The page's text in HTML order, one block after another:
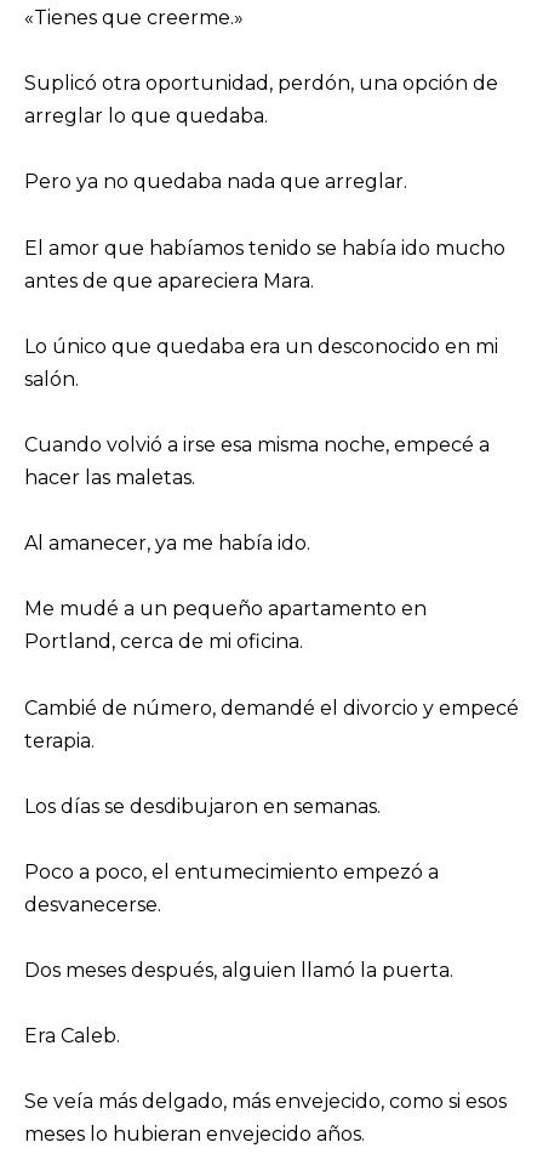
«Tienes que creerme.»
Suplicó otra oportunidad, perdón, una opción de
arreglar lo que quedaba.
Pero ya no quedaba nada que arreglar.
El amor que habíamos tenido se había ido mucho
antes de que apareciera Mara.
Lo único que quedaba era un desconocido en mi
salón.
Cuando volvió a irse esa misma noche, empecé a
hacer las maletas.
Al amanecer, ya me había ido.
Me mudé a un pequeño apartamento en
Portland, cerca de mi oficina.
Cambié de número, demandé el divorcio y empecé
terapia.
Los días se desdibujaron en semanas.
Poco a poco, el entumecimiento empezó a
desvanecerse.
Dos meses después, alguien llamó la puerta.
Era Caleb.
Se veía más delgado, más envejecido, como si esos
meses lo hubieran envejecido años.